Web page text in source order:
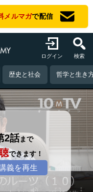
メルマガで配信
ログイン 検索
歴史と社会 哲学と生き
2話まで
できます！
義を再生